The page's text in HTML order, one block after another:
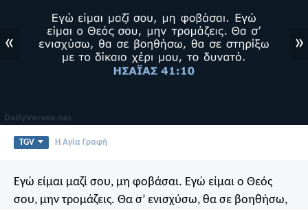
« »
TGV Η Αγία Γραφή
Εγώ είμαι μαζί σου, μη φοβάσαι. Εγώ είμαι ο Θεός
σου, μην τρομάζεις. Θα σ’ ενισχύσω, θα σε βοηθήσω,